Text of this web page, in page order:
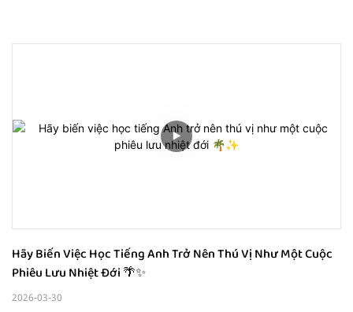
Hãy Biến Việc Học Tiếng Anh Trở Nên Thú Vị Như Một Cuộc
Phiêu Lưu Nhiệt Đới 🌴✨
2026-03-30